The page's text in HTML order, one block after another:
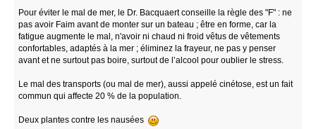
Pour éviter le mal de mer, le Dr. Bacquaert conseille la règle des "F" : ne
pas avoir Faim avant de monter sur un bateau ; être en forme, car la
fatigue augmente le mal, n'avoir ni chaud ni froid vêtus de vêtements
confortables, adaptés à la mer ; éliminez la frayeur, ne pas y penser
avant et ne surtout pas boire, surtout de l’alcool pour oublier le stress.
Le mal des transports (ou mal de mer), aussi appelé cinétose, est un fait
commun qui affecte 20 % de la population.
Deux plantes contre les nausées